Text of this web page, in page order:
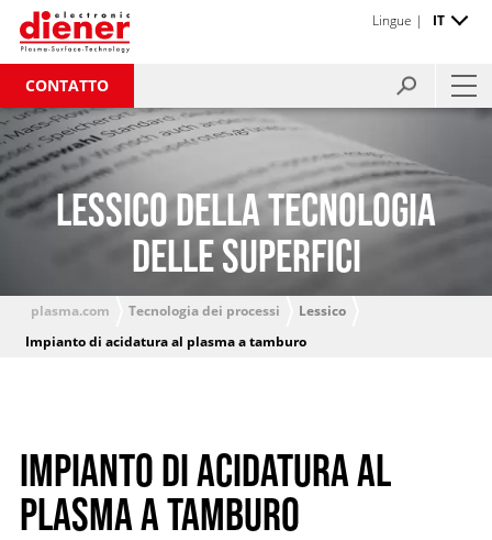
CONTATTO
Lingue | IT
LESSICO DELLA TECNOLOGIA
DELLE SUPERFICI
plasma.com Tecnologia dei processi
Lessico
Impianto di acidatura al plasma a tamburo
IMPIANTO DI ACIDATURA AL
PLASMA A TAMBURO